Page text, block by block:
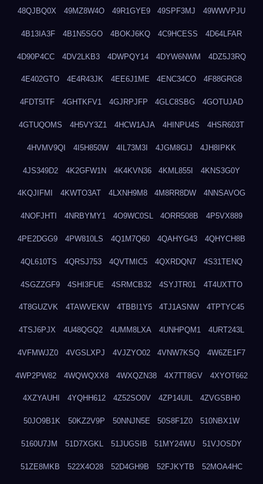
48QJBQ0X 49MZ8W4O 49R1GYE9 49SPF3MJ 49WWVPJU
4B13IA3F 4B1N5SGO 4BOKJ6KQ 4C9HCESS 4D64LFAR
4D90P4CC 4DV2LKB3 4DWPQY14 4DYW6NWM 4DZ5J3RQ
4E402GTO 4E4R43JK 4EE6J1ME 4ENC34CO 4F88GRG8
4FDT5ITF 4GHTKFV1 4GJRPJFP 4GLC8SBG 4GOTUJAD
4GTUQOMS 4H5VY3Z1 4HCW1AJA 4HINPU4S 4HSR603T
4HVMV9QI 4I5H850W 4IL73M3I 4JGM8GIJ 4JH8IPKK
4JS349D2 4K2GFW1N 4K4KVN36 4KML855I 4KNS3G0Y
4KQJIFMI 4KWTO3AT 4LXNH9M8 4M8RR8DW 4NNSAVOG
4NOFJHTI 4NRBYMY1 4O9WC0SL 4ORR508B 4P5VX889
4PE2DGG9 4PW810LS 4Q1M7Q60 4QAHYG43 4QHYCH8B
4QL610TS 4QRSJ753 4QVTMIC5 4QXRDQN7 4S31TENQ
4SGZZGF9 4SHI3FUE 4SRMCB32 4SYJTR01 4T4UXTTO
4T8GUZVK 4TAWVEKW 4TBBI1Y5 4TJ1ASNW 4TPTYC45
4TSJ6PJX 4U48QGQ2 4UMM8LXA 4UNHPQM1 4URT243L
4VFMWJZ0 4VGSLXPJ 4VJZYO02 4VNW7KSQ 4W6ZE1F7
4WP2PW82 4WQWQXX8 4WXQZN38 4X7TT8GV 4XYOT662
4XZYAUHI 4YQHH612 4Z52SO0V 4ZP14UIL 4ZVGSBH0
50JO9B1K 50KZ2V9P 50NNJN5E 50S8F1Z0 510NBX1W
5160U7JM 51D7XGKL 51JUGSIB 51MY24WU 51VJOSDY
51ZE8MKB 522X4O28 52D4GH9B 52FJKYTB 52MOA4HC